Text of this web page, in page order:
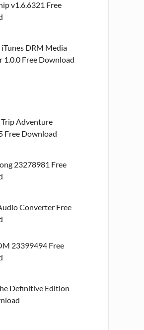
v1.6.6321 Free
DRM Media
1.0.0 Free Download
Adventure
Free Download
23278981 Free
Converter Free
23399494 Free
Definitive Edition